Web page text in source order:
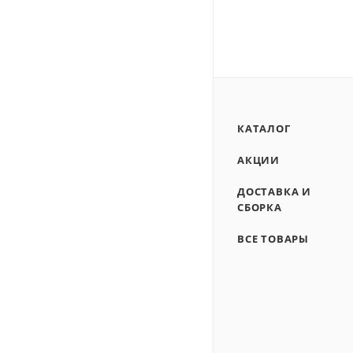
КАТАЛОГ
АКЦИИ
ДОСТАВКА И
СБОРКА
ВСЕ ТОВАРЫ